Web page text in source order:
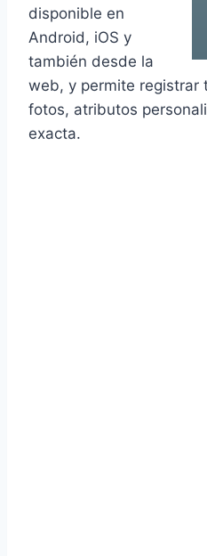
disponible en
Android, iOS y
también desde la
web, y permite registrar
fotos, atributos
exacta.